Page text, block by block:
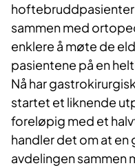
hoftebruddpasienter
sammen med
enklere å møte de
pasientene på en
Nå har
startet et liknende
foreløpig med et
handler det om at
avdelingen sammen